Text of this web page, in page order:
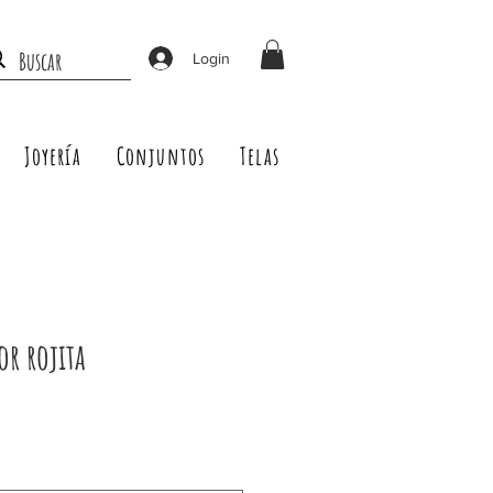
Login
Joyería Conjuntos Telas
rojita